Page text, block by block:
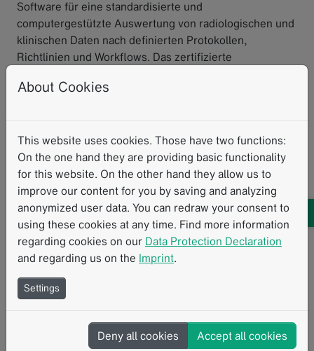
Software für eine standardisierte und
computergestützte Auswertung von radiologischen und
klinischen Daten nach definierten Protokollen,
Richtlinien und Workflows. Das zertifizierte
Krebszentren und niedergelassenen Praxen, sowie von
und biotechnologischen Unternehmen im
radiologischen und onkologischen Bereich eingesetzt.
Klinische Routine Integrierte Diagnostik
Diagnosedatenmanagement Data Liquidity Personalized Therapy
Interdisziplinäre Kommunikation
Ähnliche Inhalte
About Cookies
This website uses cookies. Those have two functions:
On the one hand they are providing basic functionality
for this website. On the other hand they allow us to
improve our content for you by saving and analyzing
anonymized user data. You can redraw your consent to
using these cookies at any time. Find more information
regarding cookies on our Data Protection Declaration
and regarding us on the Imprint.
Settings
Deny all cookies Accept all cookies